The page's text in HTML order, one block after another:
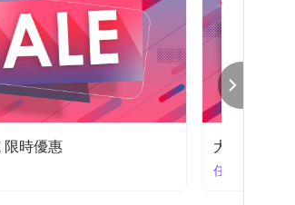
電 限時優惠